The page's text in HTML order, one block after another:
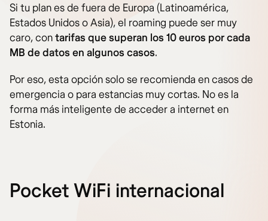
Si tu plan es de fuera de Europa (Latinoamérica,
Estados Unidos o Asia), el roaming puede ser muy
caro, contarifas que superan los 10 euros por cada
MB de datos en algunos casos.
Por eso, esta opción solo se recomienda en casos de
emergencia o para estancias muy cortas. No es la
forma más inteligente de acceder a internet en
Estonia.
Pocket WiFi internacional